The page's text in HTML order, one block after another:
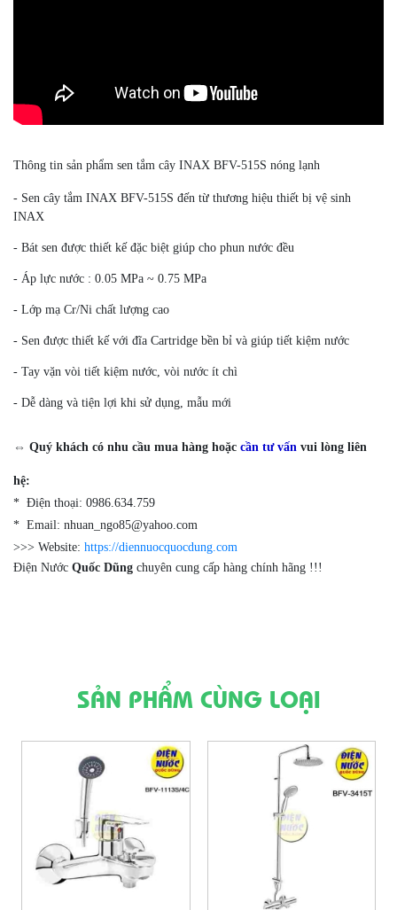
Thông tin sản phẩm sen tắm cây INAX BFV-515S nóng lạnh
- Sen cây tắm INAX BFV-515S đến từ thương hiệu thiết bị vệ sinh
INAX
- Bát sen được thiết kế đặc biệt giúp cho phun nước đều
- Áp lực nước : 0.05 MPa ~ 0.75 MPa
- Lớp mạ Cr/Ni chất lượng cao
- Sen được thiết kế với đĩa Cartridge bền bỉ và giúp tiết kiệm nước
- Tay vặn vòi tiết kiệm nước, vòi nước ít chì
- Dễ dàng và tiện lợi khi sử dụng, mẫu mới
⇔ Quý khách có nhu cầu mua hàng hoặc cần tư vấn vui lòng liên
hệ:
* Điện thoại: 0986.634.759
* Email: nhuan_ngo85@yahoo.com
>>> Website: https://diennuocquocdung.com
Điện Nước Quốc Dũng chuyên cung cấp hàng chính hãng !!!
SẢN PHẨM CÙNG LOẠI